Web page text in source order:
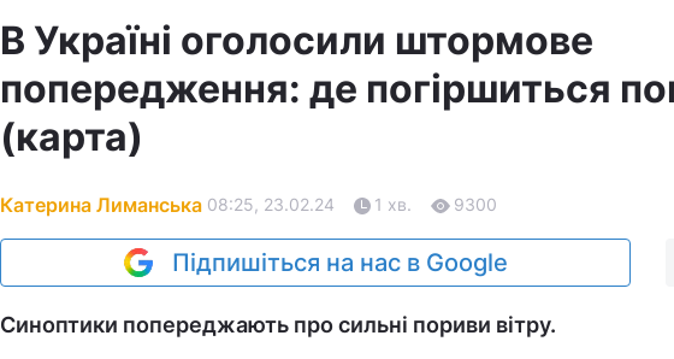
В Україні оголосили штормове
попередження: де погіршиться
(карта)
Катерина Лиманська 08:25, 23.02.24 1 хв. 9300
Підпишіться на нас в Google
Синоптики попереджають про сильні пориви вітру.